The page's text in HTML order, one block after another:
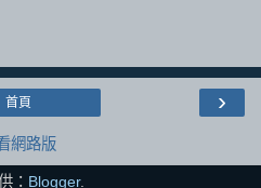
›
首頁
網路版
： Blogger.